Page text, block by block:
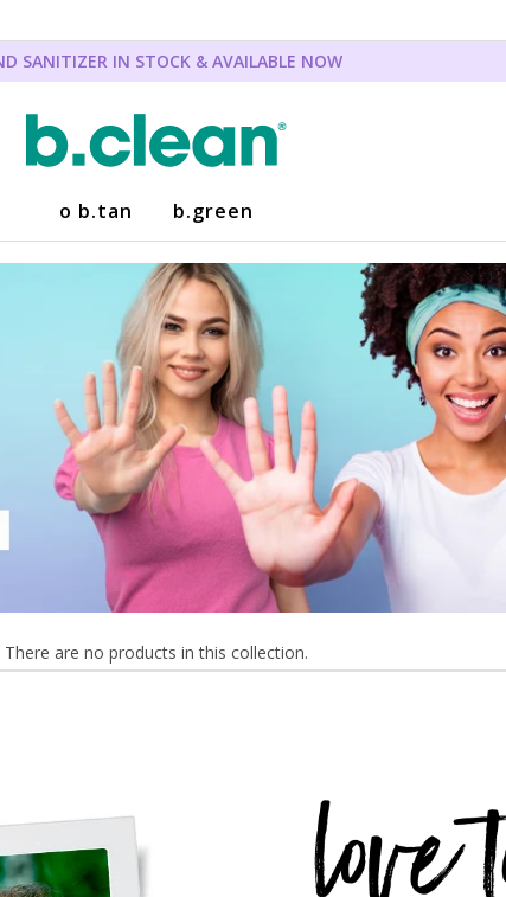
SANITIZER IN STOCK & AVAILABLE NOW
o b.tan b.green
There are no products in this collection.